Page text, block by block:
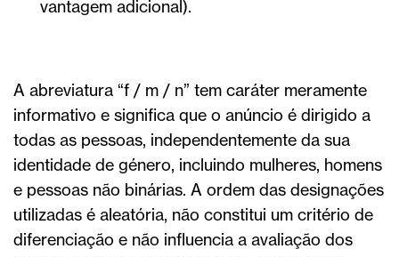
vantagem adicional).
A abreviatura “f / m / n” tem caráter meramente
informativo e significa que o anúncio é dirigido a
todas as pessoas, independentemente da sua
identidade de género, incluindo mulheres, homens
e pessoas não binárias. A ordem das designações
utilizadas é aleatória, não constitui um critério de
diferenciação e não influencia a avaliação dos